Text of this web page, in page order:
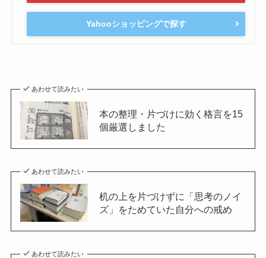
Yahooショッピングで探す
あわせて読みたい
本の整理・片づけに効く格言を15
個厳選しました
あわせて読みたい
机の上を片づけずに「思考のノイ
ズ」をためていた自分への戒め
あわせて読みたい